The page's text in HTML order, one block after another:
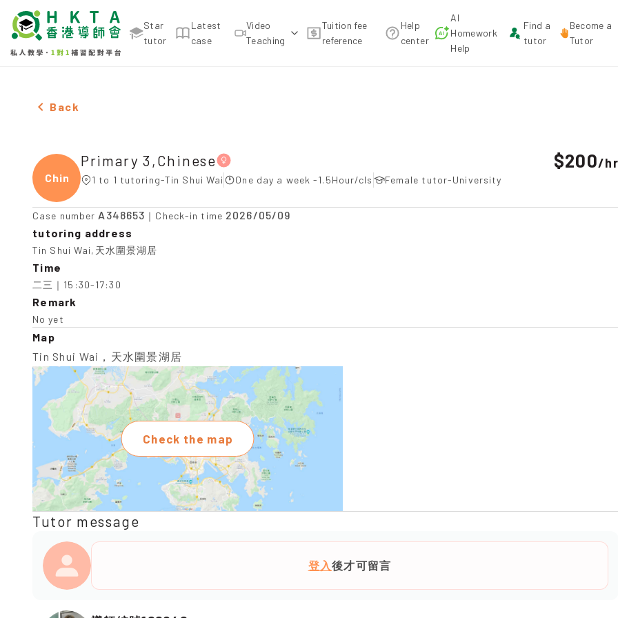
Star
tutor
Latest
case
Video
Teaching
Tuition fee
reference
Help
center
AI
Homework
Help
Find a
tutor
Become a
Tutor
Female Primary 3,Chinese，Tin Shui Wai Tuition recommendation
Back
Chine
Primary 3,Chinese
1 to 1 tutoring-Tin Shui Wai One day a week -1.5Hour/cls Female tutor-University
$200/hr
Case number A348653 ｜Check-in time 2026/05/09
tutoring address
Tin Shui Wai,天水圍景湖居
Time
二三｜15:30-17:30
Remark
No yet
Map
Tin Shui Wai，天水圍景湖居
Check the map
Tutor message
登入後才可留言